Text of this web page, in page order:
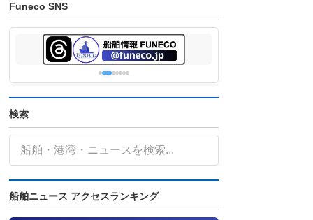
Funeco SNS
検索
船舶ニュース アクセスランキング